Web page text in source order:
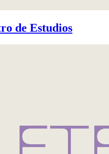
de Estudios